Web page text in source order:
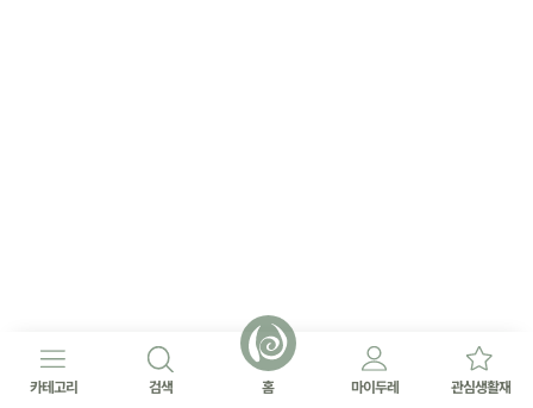
카테고리 검색 홈 마이두레 관심생활재